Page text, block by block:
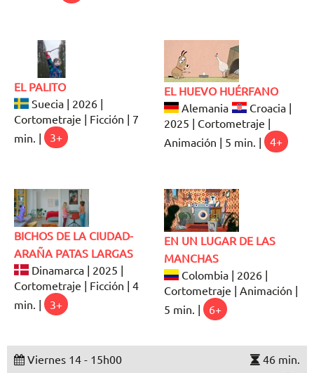
EL PALITO
Suecia | 2026 |
Cortometraje | Ficción | 7
min. |
3+
EL HUEVO HUÉRFANO
Alemania
Croacia |
2025 | Cortometraje |
Animación | 5 min. |
4+
BICHOS DE LA CIUDAD-
ARAÑA PATAS LARGAS
Dinamarca | 2025 |
Cortometraje | Ficción | 4
min. |
3+
EN UN LUGAR DE LAS
MANCHAS
Colombia | 2026 |
Cortometraje | Animación |
5 min. |
6+
Viernes 14 - 15h00
46 min.